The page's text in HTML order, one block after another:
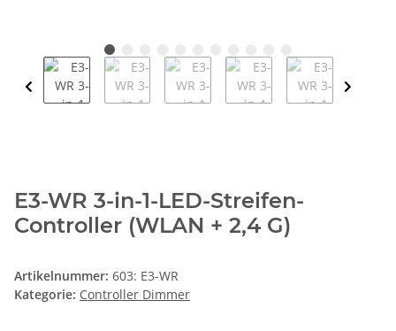
E3-WR 3-in-1-LED-Streifen-
Controller (WLAN + 2,4 G)
Artikelnummer: 603: E3-WR
Kategorie: Controller Dimmer